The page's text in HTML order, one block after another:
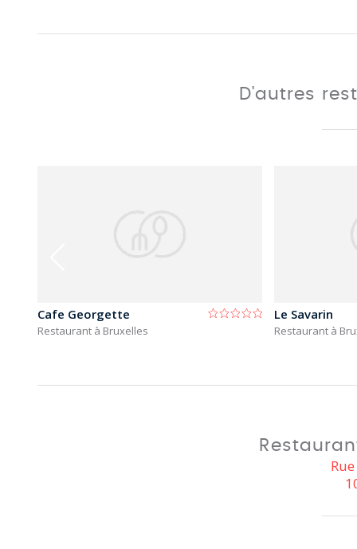
D'autres
Cafe Georgette
Restaurant à Bruxelles
Le Savarin
Restaurant à